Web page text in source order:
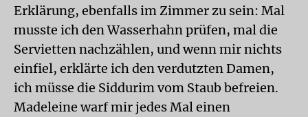
Erklärung, ebenfalls im Zimmer zu sein: Mal
musste ich den Wasserhahn prüfen, mal die
Servietten nachzählen, und wenn mir nichts
einfiel, erklärte ich den verdutzten Damen,
ich müsse die Siddurim vom Staub befreien.
Madeleine warf mir jedes Mal einen